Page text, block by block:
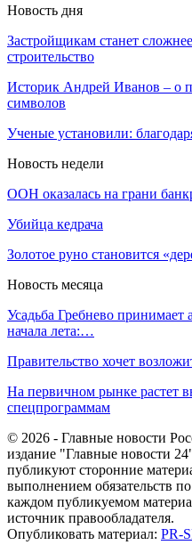
Новость дня
Застройщикам станет
строительство
Историк Андрей Иванов – о
символов
Ученые установили:
Новость недели
ООН оказалась на грани
Убийца кедрача
Золотое руно становится
Новость месяца
Усадьба Гребнево
начала лета:…
Правительство хочет
На первичном рынке растет
спецпрограммам
© 2026 - Главные новости
издание "Главные новости
публикуют сторонние
выполнением обязательств
каждом публикуемом
источник правообладателя.
Опубликовать материал: PR-